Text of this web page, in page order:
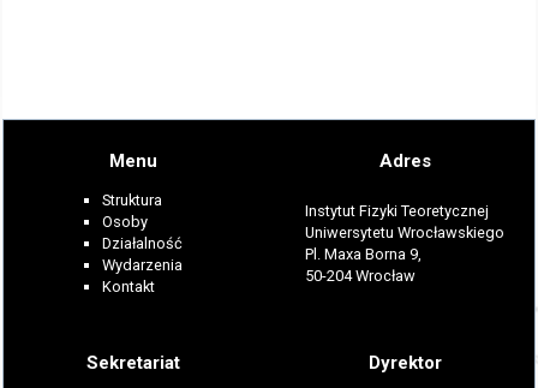
Menu
Struktura
Osoby
Działalność
Wydarzenia
Kontakt
Adres
Instytut Fizyki Teoretycznej
Uniwersytetu Wrocławskiego
Pl. Maxa Borna 9,
50-204 Wrocław
Sekretariat Dyrektor